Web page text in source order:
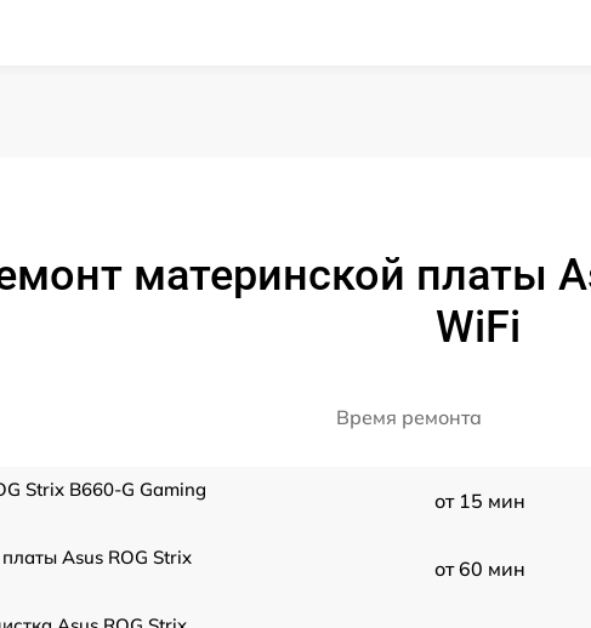
материнской платы
WiFi
Время ремонта
Strix B660-G Gaming
от 15 мин
Asus ROG Strix
от 60 мин